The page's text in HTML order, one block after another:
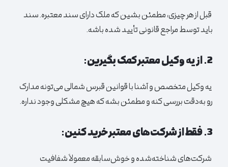
قبل از هر چیزی، مطمئن بشین که ملک دارای سند معتبره. سند
باید توسط مراجع قانونی تأیید شده باشه.
2. از یه وکیل معتبر کمک بگیرین:
یه وکیل متخصص و آشنا با قوانین قبرس شمالی می‌تونه مدارک
رو به‌دقت بررسی کنه و مطمئن بشه که هیچ مشکلی وجود نداره.
3. فقط از شرکت‌های معتبر خرید کنین:
شرکت‌های شناخته‌شده و خوش‌سابقه معمولاً شفافیت